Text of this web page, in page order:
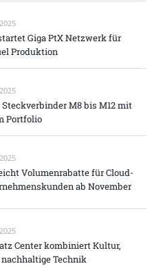
Giga PtX Netzwerk für
Produktion
Steckverbinder M8 bis M12 mit
Portfolio
Volumenrabatte für Cloud-
ab November
Center kombiniert Kultur,
Technik